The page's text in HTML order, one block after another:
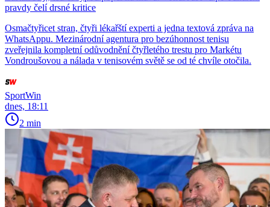
pravdy čelí drsné kritice
Osmačtyřicet stran, čtyři lékařští experti a jedna textová zpráva na
WhatsAppu. Mezinárodní agentura pro bezúhonnost tenisu
zveřejnila kompletní odůvodnění čtyřletého trestu pro Markétu
Vondroušovou a nálada v tenisovém světě se od té chvíle otočila.
SportWin
dnes, 18:11
2 min